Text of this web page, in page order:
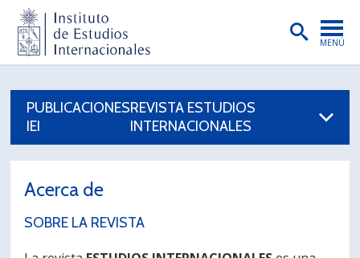
MENÚ
INSTITUTO
PREGRADO
INVESTIGACIÓN
PUBLICACIONES
IEI
REVISTA ESTUDIOS
INTERNACIONALES
Acerca de
SOBRE LA REVISTA